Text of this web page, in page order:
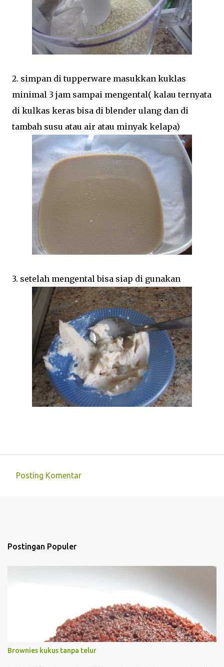
2. simpan di tupperware masukkan kuklas
minimal 3 jam sampai mengental( kalau ternyata
di kulkas keras bisa di blender ulang dan di
tambah susu atau air atau minyak kelapa)
3. setelah mengental bisa siap di gunakan
n
Posting Komentar
Postingan Populer
Brownies kukus tanpa telur